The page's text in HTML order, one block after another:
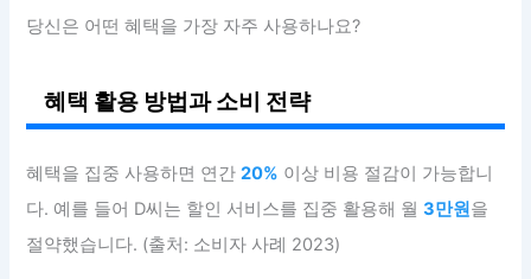
당신은 어떤 혜택을 가장 자주 사용하나요?
혜택 활용 방법과 소비 전략
혜택을 집중 사용하면 연간20% 이상 비용 절감이 가능합니
다. 예를 들어 D씨는 할인 서비스를 집중 활용해 월3만원을
절약했습니다. (출처: 소비자 사례 2023)